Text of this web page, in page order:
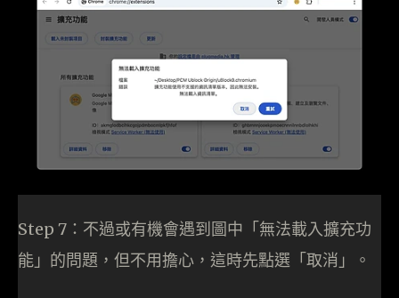
Step 7：不過或有機會遇到圖中「無法載入擴充功
能」的問題，但不用擔心，這時先點選「取消」。